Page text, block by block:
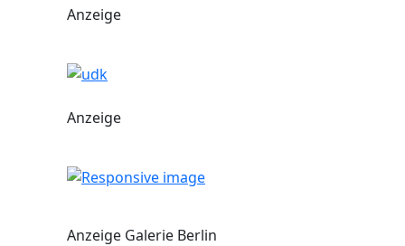
Anzeige
Anzeige
Anzeige Galerie Berlin